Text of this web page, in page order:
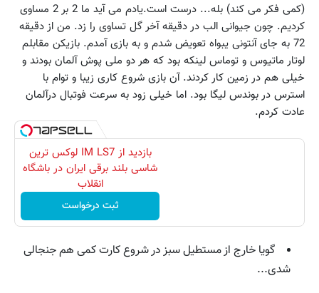
(کمی فکر می کند) بله... درست است.یادم می آید ما 2 بر 2 مساوی
کردیم. چون جیوانی الب در دقیقه آخر گل تساوی را زد. من از دقیقه
72 به جای آنتونی یبواه تعویض شدم و به بازی آمدم. بازیکن مقابلم
لوتار ماتیوس و توماس لینکه بود که هر دو ملی پوش آلمان بودند و
خیلی هم در زمین کار کردند. آن بازی شروع کاری زیبا و توام با
استرس در بوندس لیگا بود. اما خیلی زود به سرعت فوتبال درآلمان
عادت کردم.
بازدید از IM LS7 لوکس ترین
شاسی بلند برقی ایران در باشگاه
انقلاب
ثبت درخواست
گویا خارج از مستطیل سبز در شروع کارت کمی هم جنجالی
شدی...